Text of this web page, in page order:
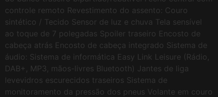
controle remoto Revestimento do assento: Couro
sintético / Tecido Sensor de luz e chuva Tela sensível
ao toque de 7 polegadas Spoiler traseiro Encosto de
cabeça atrás Encosto de cabeça integrado Sistema de
áudio: Sistema de informática Easy Link Leisure (Rádio,
DAB+, MP3, mãos-livres Bluetooth) Jantes de liga
levevidros escurecidos traseiros Sistema de
monitoramento da pressão dos pneus Volante em couro